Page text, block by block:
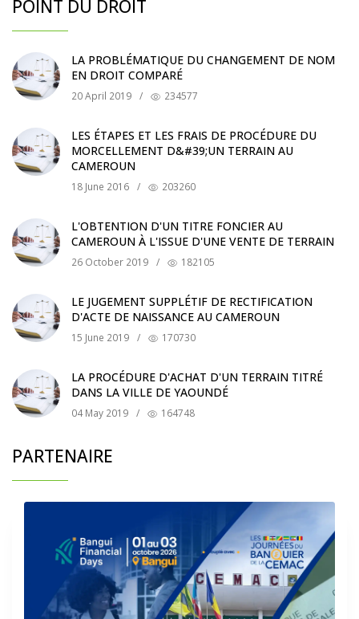
POINT DU DROIT
LA PROBLÉMATIQUE DU CHANGEMENT DE NOM
EN DROIT COMPARÉ
20 April 2019 / 234577
LES ÉTAPES ET LES FRAIS DE PROCÉDURE DU
MORCELLEMENT D&#39;UN TERRAIN AU
CAMEROUN
18 June 2016 / 203260
L'OBTENTION D'UN TITRE FONCIER AU
CAMEROUN À L'ISSUE D'UNE VENTE DE TERRAIN
26 October 2019 / 182105
LE JUGEMENT SUPPLÉTIF DE RECTIFICATION
D'ACTE DE NAISSANCE AU CAMEROUN
15 June 2019 / 170730
LA PROCÉDURE D'ACHAT D'UN TERRAIN TITRÉ
DANS LA VILLE DE YAOUNDÉ
04 May 2019 / 164748
PARTENAIRE